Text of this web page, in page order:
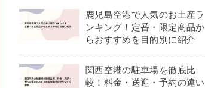
鹿児島空港で人気のお土産ラ
ンキング！定番・限定商品か
らおすすめを目的別に紹介
関西空港の駐車場を徹底比
較！料金・送迎・予約の違い